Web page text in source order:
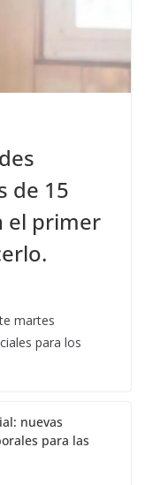
de 15
el primer
martes
para los
nuevas
para las